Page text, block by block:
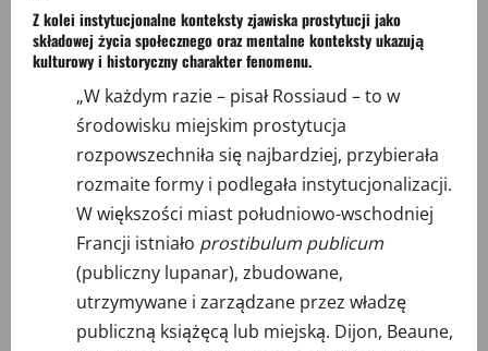
Z kolei instytucjonalne konteksty zjawiska prostytucji jako
składowej życia społecznego oraz mentalne konteksty ukazują
kulturowy i historyczny charakter fenomenu.
„W każdym razie – pisał Rossiaud – to w
środowisku miejskim prostytucja
rozpowszechniła się najbardziej, przybierała
rozmaite formy i podlegała instytucjonalizacji.
W większości miast południowo-wschodniej
Francji istniało prostibulum publicum
(publiczny lupanar), zbudowane,
utrzymywane i zarządzane przez władzę
publiczną książęcą lub miejską. Dijon, Beaune,